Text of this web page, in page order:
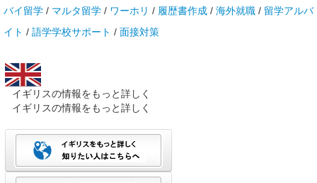
バイ留学 / マルタ留学 / ワーホリ / 履歴書作成 / 海外就職 / 留学アルバ
イト / 語学学校サポート / 面接対策
イギリスの情報をもっと詳しく
イギリスの情報をもっと詳しく